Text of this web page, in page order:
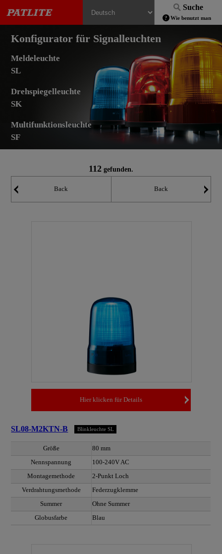
Suche
Wie benutzt man
Konfigurator für Signalleuchten
Meldeleuchte
SL
Drehspiegelleuchte
SK
Multifunktionsleuchte
SF
112 gefunden.
Back Back
Hier klicken für Details
SL08-M2KTN-B Blinkleuchte SL
Größe
80 mm
Nennspannung
100-240V AC
Montagemethode
2-Punkt Loch
Verdrahtungsmethode
Federzugklemme
Summer
Ohne Summer
Globusfarbe
Blau